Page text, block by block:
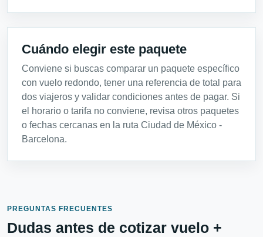
Cuándo elegir este paquete
Conviene si buscas comparar un paquete específico
con vuelo redondo, tener una referencia de total para
dos viajeros y validar condiciones antes de pagar. Si
el horario o tarifa no conviene, revisa otros paquetes
o fechas cercanas en la ruta Ciudad de México -
Barcelona.
PREGUNTAS FRECUENTES
Dudas antes de cotizar vuelo +